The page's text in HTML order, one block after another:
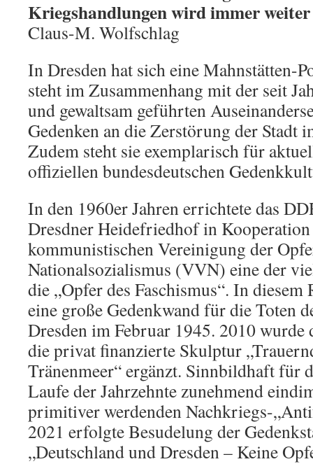
Kriegshandlungen wird immer
Claus-M. Wolfschlag
In Dresden hat sich eine Mahnstätten-
steht im Zusammenhang mit der seit
und gewaltsam geführten
Gedenken an die Zerstörung der Stadt
Zudem steht sie exemplarisch für
offiziellen bundesdeutschen
In den 1960er Jahren errichtete das
Dresdner Heidefriedhof in
kommunistischen Vereinigung der
Nationalsozialismus (VVN) eine der
die „Opfer des Faschismus“. In diesem
eine große Gedenkwand für die Toten
Dresden im Februar 1945. 2010 wurde
die privat finanzierte Skulptur
Tränenmeer“ ergänzt. Sinnbildhaft für
Laufe der Jahrzehnte zunehmend
primitiver werdenden Nachkriegs-
2021 erfolgte Besudelung der
„Deutschland und Dresden – Keine